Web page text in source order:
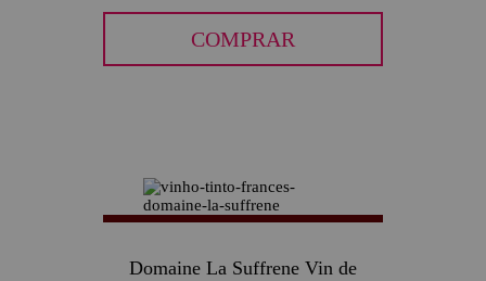
COMPRAR
Domaine La Suffrene Vin de